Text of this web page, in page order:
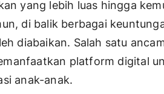
yang lebih luas hingga
di balik berbagai
diabaikan. Salah satu
platform digital
anak-anak.